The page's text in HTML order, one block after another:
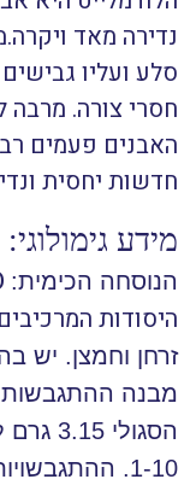
נדירה מאד
סלע ועליו
חסרי צורה. מרבה
האבנים פעמים
חדשות יחסית
מידע גימולוגי:
הנוסחה הכימית:
היסודות
זרחן וחמצן. יש
מבנה ההתגבשות
1-10.